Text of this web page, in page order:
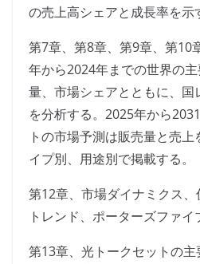
の売上高シェアと成長率を示
第7章、第8章、第9章、第10
年から2024年までの世界の
量、市場シェアとともに、国
を分析する。2025年から
トの市場予測は販売量と売
イプ別、用途別で掲載する。
第12章、市場ダイナミクス、
トレンド、ポーターズファイ
第13章、光トークセットの